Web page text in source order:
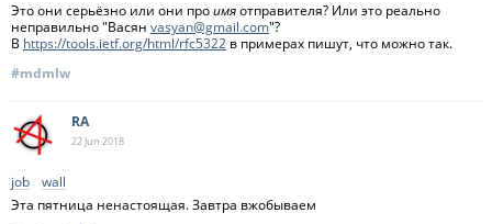
Это они серьёзно или они проимяотправителя? Или это реально
неправильно "Васян vasyan@gmail.com"?
В https://tools.ietf.org/html/rfc5322 в примерах пишут, что можно так.
#mdmlw
RA
22 Jun 2018
job
wall
Эта пятница ненастоящая. Завтра вжобываем